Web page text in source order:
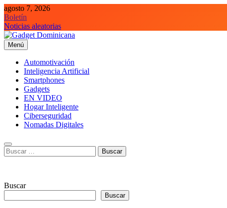
Saltar
al
contenido
agosto 7, 2026
Boletín
Noticias aleatorias
Gadget Dominicana
Gadgets, Autos y Tecnología de consumo
Menú
Automotivación
Inteligencia Artificial
Smartphones
Gadgets
EN VIDEO
Hogar Inteligente
Ciberseguridad
Nomadas Digitales
Buscar:
Buscar
Buscar